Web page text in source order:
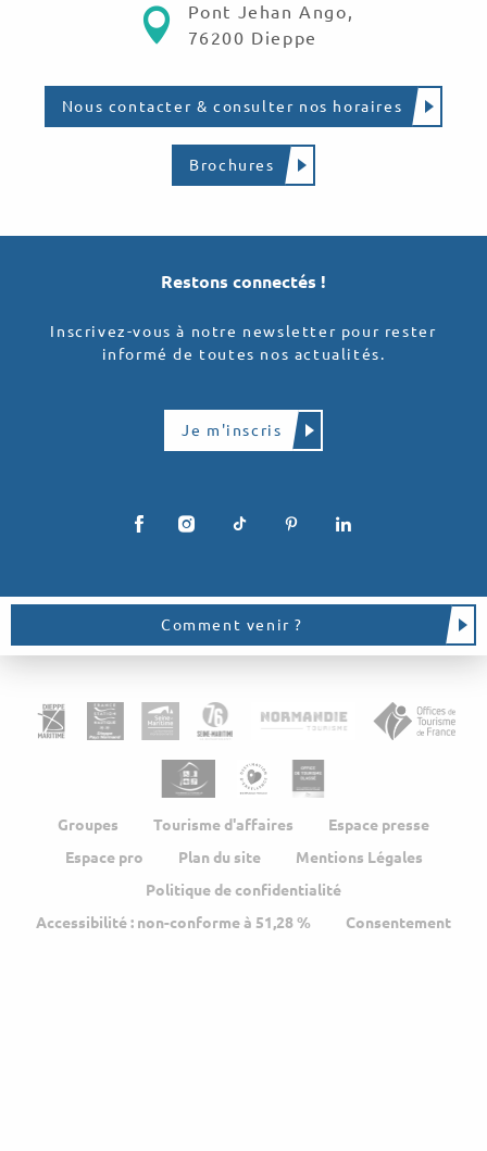
Pont Jehan Ango,
76200 Dieppe
Nous contacter & consulter nos horaires
Brochures
Restons connectés !
Inscrivez-vous à notre newsletter pour rester
informé de toutes nos actualités.
Je m'inscris
Comment venir ?
Groupes Tourisme d'affaires
Espace presse
Espace pro
Plan du site
Mentions Légales
Politique de confidentialité
Accessibilité : non-conforme à 51,28 %
Consentement